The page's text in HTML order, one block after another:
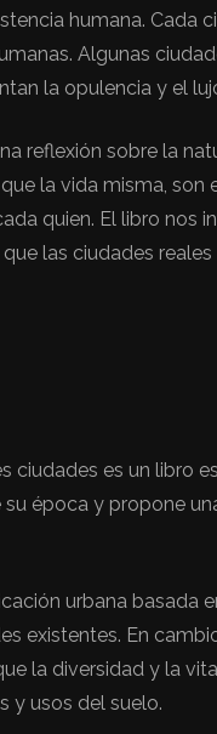
humana. Cada
Algunas
la opulencia y el
reflexión sobre la
la vida misma,
quien. El libro nos
las ciudades
ciudades es un libro
época y propone
urbana
existentes. En
la diversidad y la
y usos del suelo.